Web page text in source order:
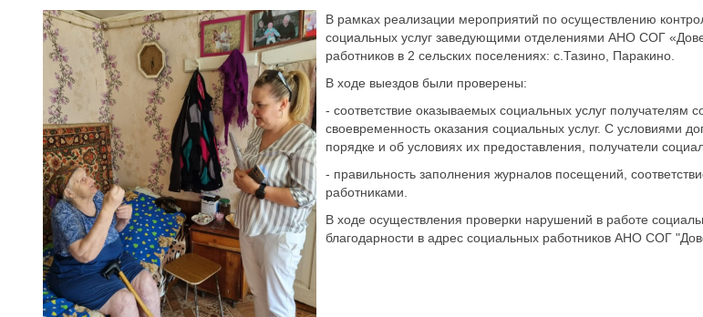
В рамках реализации мероприятий по осуществлению
социальных услуг заведующими отделениями АНО СОГ
работников в 2 сельских поселениях: с.Тазино, Паракино.
В ходе выездов были проверены:
- соответствие оказываемых социальных услуг получателям
своевременность оказания социальных услуг. С условиями
порядке и об условиях их предоставления, получатели
- правильность заполнения журналов посещений,
работниками.
В ходе осуществления проверки нарушений в работе
благодарности в адрес социальных работников АНО СОГ